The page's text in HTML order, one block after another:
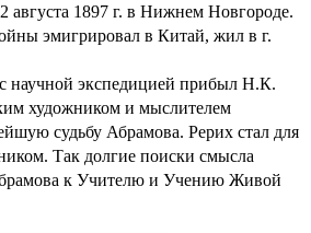
августа 1897 г. в Нижнем Новгороде.
эмигрировал в Китай, жил в г.
научной экспедицией прибыл Н.К.
художником и мыслителем
судьбу Абрамова. Рерих стал для
Так долгие поиски смысла
к Учителю и Учению Живой